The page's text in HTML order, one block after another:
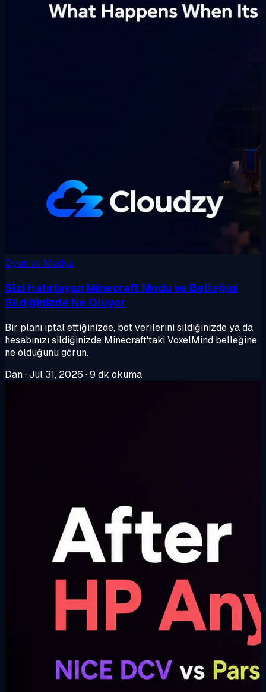
Oyun ve Medya
Sizi Hatırlayan Minecraft Modu ve Belleğini
Sildiğinizde Ne Oluyor
Bir planı iptal ettiğinizde, bot verilerini sildiğinizde ya da
hesabınızı sildiğinizde Minecraft'taki VoxelMind belleğine
ne olduğunu görün.
Dan·Jul 31, 2026 ·9 dk okuma